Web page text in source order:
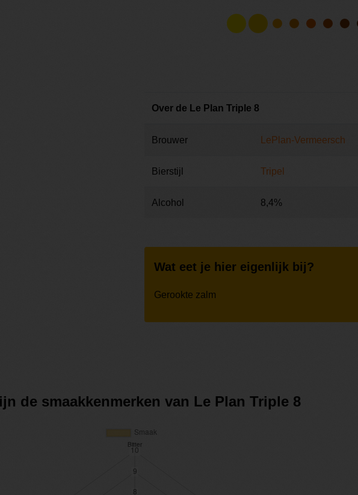
Over de Le Plan Triple 8
Brouwer LePlan-Vermeersch
Bierstijl Tripel
Alcohol 8,4%
Wat eet je hier eigenlijk bij?
Gerookte zalm
de smaakkenmerken van Le Plan Triple 8